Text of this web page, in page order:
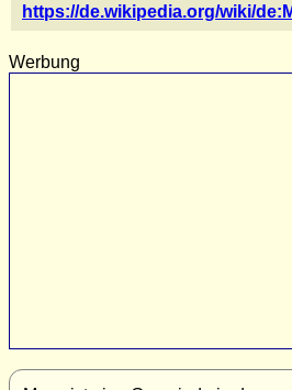
https://de.wikipedia.org/wiki/
Werbung